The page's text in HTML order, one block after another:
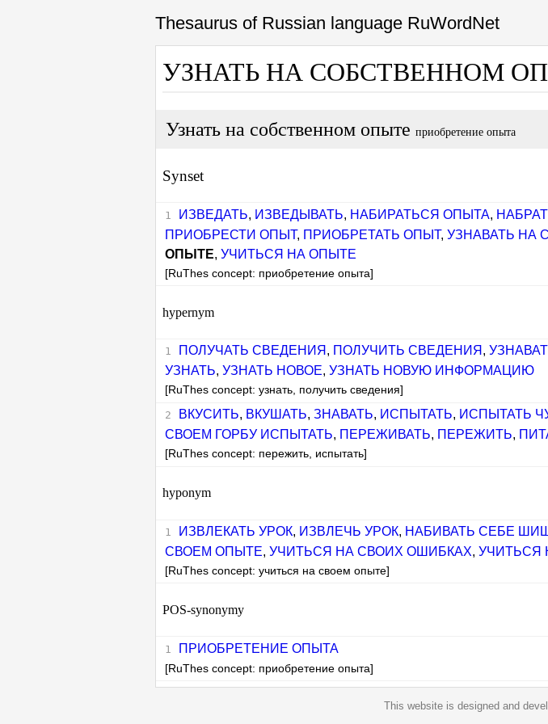
Thesaurus of Russian language RuWordNet
УЗНАТЬ НА СОБСТВЕННОМ
Узнать на собственном опыте приобретение опыта
Synset
ИЗВЕДАТЬ, ИЗВЕДЫВАТЬ, НАБИРАТЬСЯ ОПЫТА,
ПРИОБРЕСТИ ОПЫТ, ПРИОБРЕТАТЬ ОПЫТ,УЗНАВАТЬ НА
ОПЫТЕ,УЧИТЬСЯ НА ОПЫТЕ
[RuThes concept: приобретение опыта]
hypernym
ПОЛУЧАТЬ СВЕДЕНИЯ , ПОЛУЧИТЬ СВЕДЕНИЯ ,
УЗНАТЬ,УЗНАТЬ НОВОЕ,УЗНАТЬ НОВУЮ ИНФОРМАЦИЮ
[RuThes concept: узнать, получить сведения]
ВКУСИТЬ, ВКУШАТЬ, ЗНАВАТЬ, ИСПЫТАТЬ, ИСПЫТАТЬ
СВОЕМ ГОРБУ ИСПЫТАТЬ, ПЕРЕЖИВАТЬ, ПЕРЕЖИТЬ,
[RuThes concept: пережить, испытать]
hyponym
ИЗВЛЕКАТЬ УРОК, ИЗВЛЕЧЬ УРОК, НАБИВАТЬ СЕБЕ
СВОЕМ ОПЫТЕ,УЧИТЬСЯ НА СВОИХ ОШИБКАХ,УЧИТЬСЯ
[RuThes concept: учиться на своем опыте]
POS-synonymy
ПРИОБРЕТЕНИЕ ОПЫТА
[RuThes concept: приобретение опыта]
This website is designed and